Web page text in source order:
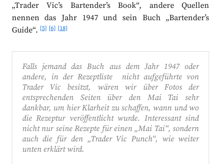
„Trader Vic’s Bartender’s Book“, andere Quellen
nennen das Jahr 1947 und sein Buch „Bartender’s
Guide“.[5] [6] [18]
Falls jemand das Buch aus dem Jahr 1947 oder
andere, in der Rezeptliste nicht aufgeführte von
Trader Vic besitzt, wären wir über Fotos der
entsprechenden Seiten über den Mai Tai sehr
dankbar, um hier Klarheit zu schaffen, wann und wo
die Rezeptur veröffentlicht wurde. Interessant sind
nicht nur seine Rezepte für einen „Mai Tai“, sondern
auch die für den „Trader Vic Punch“, wie weiter
unten erklärt wird.